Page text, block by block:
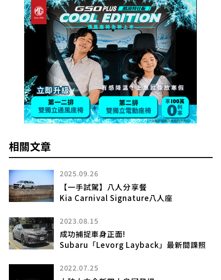
相關文章
2023.04.07
皇冠級跨界旗艦跑旅
Toyota Crown尊榮上市
2024.09.12
鞏固客群
Genesis GV80 Coupe
2022.07.04